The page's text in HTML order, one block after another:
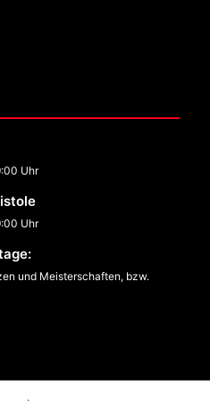
Uhr
Uhr
und Meisterschaften, bzw.